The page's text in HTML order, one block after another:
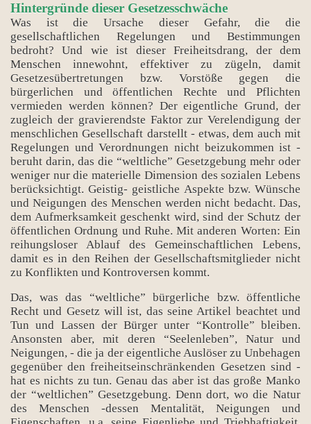
Hintergründe dieser Gesetzesschwäche
Was ist die Ursache dieser Gefahr, die die
gesellschaftlichen Regelungen und Bestimmungen
bedroht? Und wie ist dieser Freiheitsdrang, der dem
Menschen innewohnt, effektiver zu zügeln, damit
Gesetzesübertretungen bzw. Vorstöße gegen die
bürgerlichen und öffentlichen Rechte und Pflichten
vermieden werden können? Der eigentliche Grund, der
zugleich der gravierendste Faktor zur Verelendigung der
menschlichen Gesellschaft darstellt - etwas, dem auch mit
Regelungen und Verordnungen nicht beizukommen ist -
beruht darin, das die “weltliche” Gesetzgebung mehr oder
weniger nur die materielle Dimension des sozialen Lebens
berücksichtigt. Geistig- geistliche Aspekte bzw. Wünsche
und Neigungen des Menschen werden nicht bedacht. Das,
dem Aufmerksamkeit geschenkt wird, sind der Schutz der
öffentlichen Ordnung und Ruhe. Mit anderen Worten: Ein
reihungsloser Ablauf des Gemeinschaftlichen Lebens,
damit es in den Reihen der Gesellschaftsmitglieder nicht
zu Konflikten und Kontroversen kommt.
Das, was das “weltliche” bürgerliche bzw. öffentliche
Recht und Gesetz will ist, das seine Artikel beachtet und
Tun und Lassen der Bürger unter “Kontrolle” bleiben.
Ansonsten aber, mit deren “Seelenleben”, Natur und
Neigungen, - die ja der eigentliche Auslöser zu Unbehagen
gegenüber den freiheitseinschränkenden Gesetzen sind -
hat es nichts zu tun. Genau das aber ist das große Manko
der “weltlichen” Gesetzgebung. Denn dort, wo die Natur
des Menschen -dessen Mentalität, Neigungen und